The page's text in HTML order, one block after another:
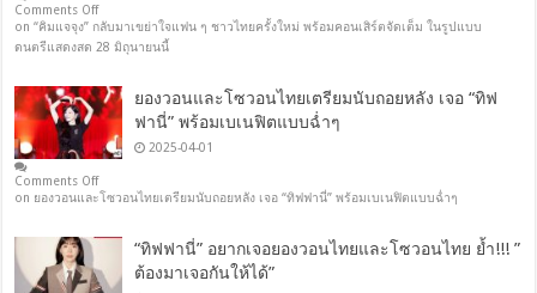
Comments Off
on “คิมแจจุง” กลับมาเขย่าใจแฟน ๆ ชาวไทยครั้งใหม่ พร้อมคอนเสิร์ตจัดเต็ม ในรูปแบบ
ดนตรีแสดงสด 28 มิถุนายนนี้
ยองวอนและโซวอนไทยเตรียมนับถอยหลัง เจอ “ทิฟ
ฟานี่” พร้อมเบเนฟิตแบบฉ่ำๆ
2025-04-01
Comments Off
on ยองวอนและโซวอนไทยเตรียมนับถอยหลัง เจอ “ทิฟฟานี่” พร้อมเบเนฟิตแบบฉ่ำๆ
“ทิฟฟานี่” อยากเจอยองวอนไทยและโซวอนไทย ย้ำ!!! ”
ต้องมาเจอกันให้ได้”